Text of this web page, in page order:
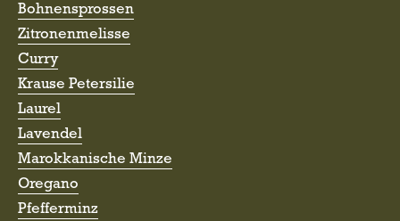
Bohnensprossen
Zitronenmelisse
Curry
Krause Petersilie
Laurel
Lavendel
Marokkanische Minze
Oregano
Pfefferminz